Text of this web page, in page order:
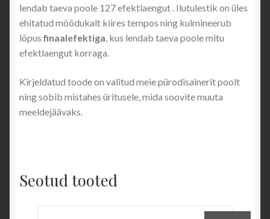
Tuleatraktsioonid
Pürotehnilised eriefektid
OHUTUS
lendab taeva poole 127 efektlaengut . Ilutulestik on üles
ehitatud mõõdukalt kiires tempos ning kulmineerub
lõpusfinaalefektiga, kus lendab taeva poole mitu
efektlaengut korraga.
Kirjeldatud toode on valitud meie pürodisainerit poolt
ning sobib mistahes üritusele, mida soovite muuta
meeldejäävaks.
Seotud tooted